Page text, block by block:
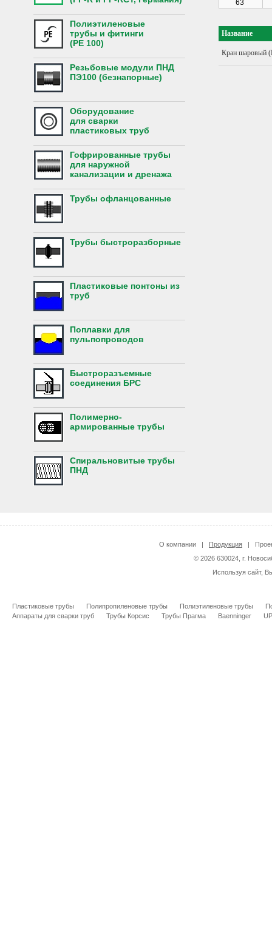
Полиэтиленовые
трубы и фитинги
(PE 100)
Резьбовые модули ПНД
ПЭ100 (безнапорные)
Оборудование
для сварки
пластиковых труб
Гофрированные трубы
для наружной
канализации и дренажа
Трубы офланцованные
Трубы быстроразборные
Пластиковые понтоны из
труб
Поплавки для
пульпопроводов
Быстроразъемные
соединения БРС
Полимерно-
армированные трубы
Спиральновитые трубы
ПНД
63
Название
Кран шаровый
О компании | Продукция |
© 2026 630024, г.
Используя сайт,
Пластиковые трубы Полипропиленовые трубы Полиэтиленовые трубы
Аппараты для сварки труб
Трубы Корсис Трубы Прагма Baenninger